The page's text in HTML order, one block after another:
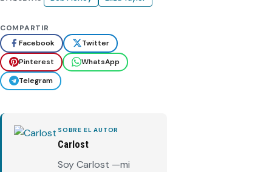
COMPARTIR
Facebook
Twitter
Pinterest
WhatsApp
Telegram
SOBRE EL AUTOR
Carlost
Soy Carlost —mi